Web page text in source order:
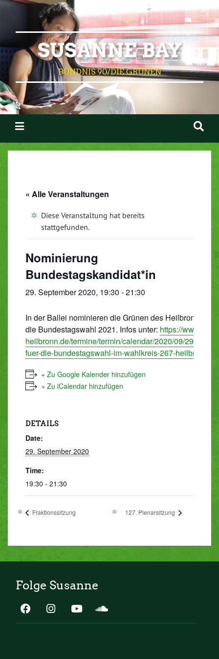
SUSANNE BAY
BÜNDNIS 90/DIE GRÜNEN
« Alle Veranstaltungen
Diese Veranstaltung hat bereits
stattgefunden.
Nominierung
Bundestagskandidat*in
29. September 2020, 19:30 -21:30
In der Ballei nominieren die Grünen des Heilbronner
die Bundestagswahl 2021. Infos unter: https://
heilbronn.de/termine/termin/calendar/2020/09/29/
fuer-die-bundestagswahl-im-wahlkreis-267-heilbronn/
+ Zu Google Kalender hinzufügen
+ Zu iCalendar hinzufügen
DETAILS
Date:
29. September 2020
Time:
19:30 - 21:30
Fraktionssitzung 127. Plenarsitzung
Folge Susanne